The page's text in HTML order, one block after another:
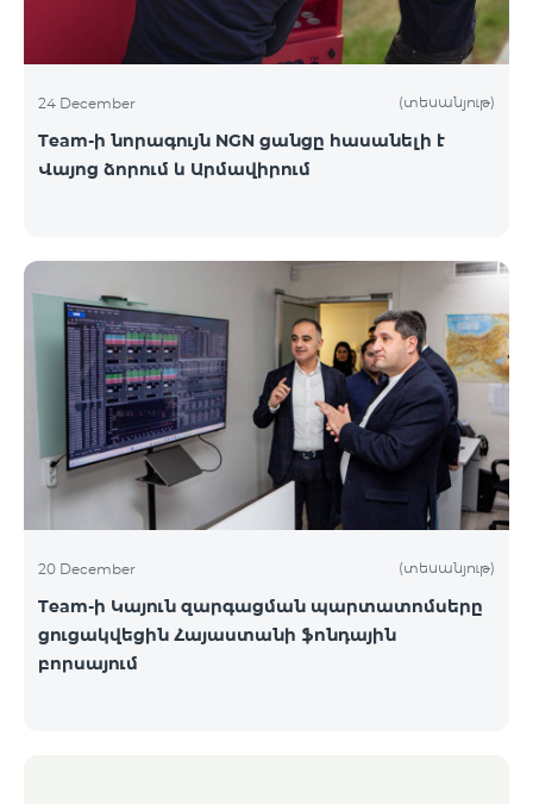
24 December (տեսանյութ)
Team-ի նորագույն NGN ցանցը հասանելի է
Վայոց ձորում և Արմավիրում
20 December (տեսանյութ)
Team-ի Կայուն զարգացման պարտատոմսերը
ցուցակվեցին Հայաստանի ֆոնդային
բորսայում